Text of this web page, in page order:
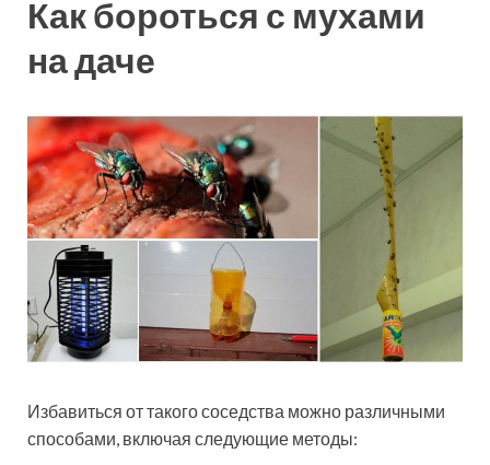
Как бороться с мухами
на даче
Избавиться от такого соседства можно различными
способами, включая следующие методы: